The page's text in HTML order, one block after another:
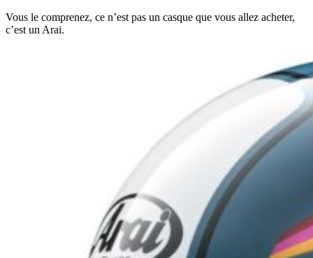
Vous le comprenez, ce n’est pas un casque que vous allez acheter,
c’est un Arai.